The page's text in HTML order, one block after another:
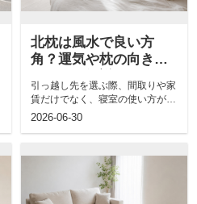
北枕は風水で良い方
角？運気や枕の向きに
引っ越し先を選ぶ際、間取りや家
賃だけでなく、寝室の使い方が気
になる方も多いのではないでしょ
2026-06-30